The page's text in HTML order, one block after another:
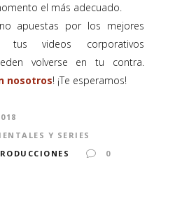
el más adecuado.
apuestas por los mejores
tus videos corporativos
volverse en tu contra.
nosotros! ¡Te esperamos!
Y SERIES
0